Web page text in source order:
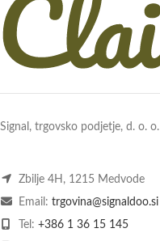
Signal, trgovsko podjetje, d. o. o.
Zbilje 4H, 1215 Medvode
Email: trgovina@signaldoo.si
Tel: +386 1 36 15 145